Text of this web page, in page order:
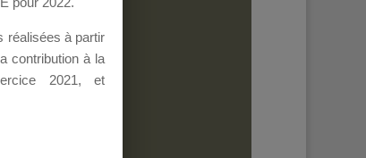
réalisées à partir
contribution à la
2021, et